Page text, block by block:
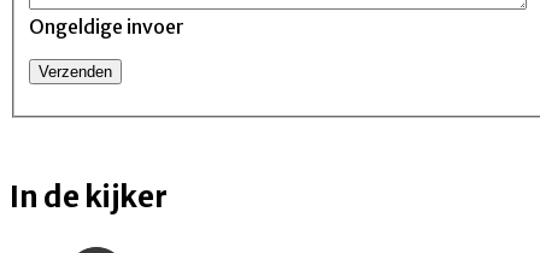
Ongeldige invoer
In de kijker